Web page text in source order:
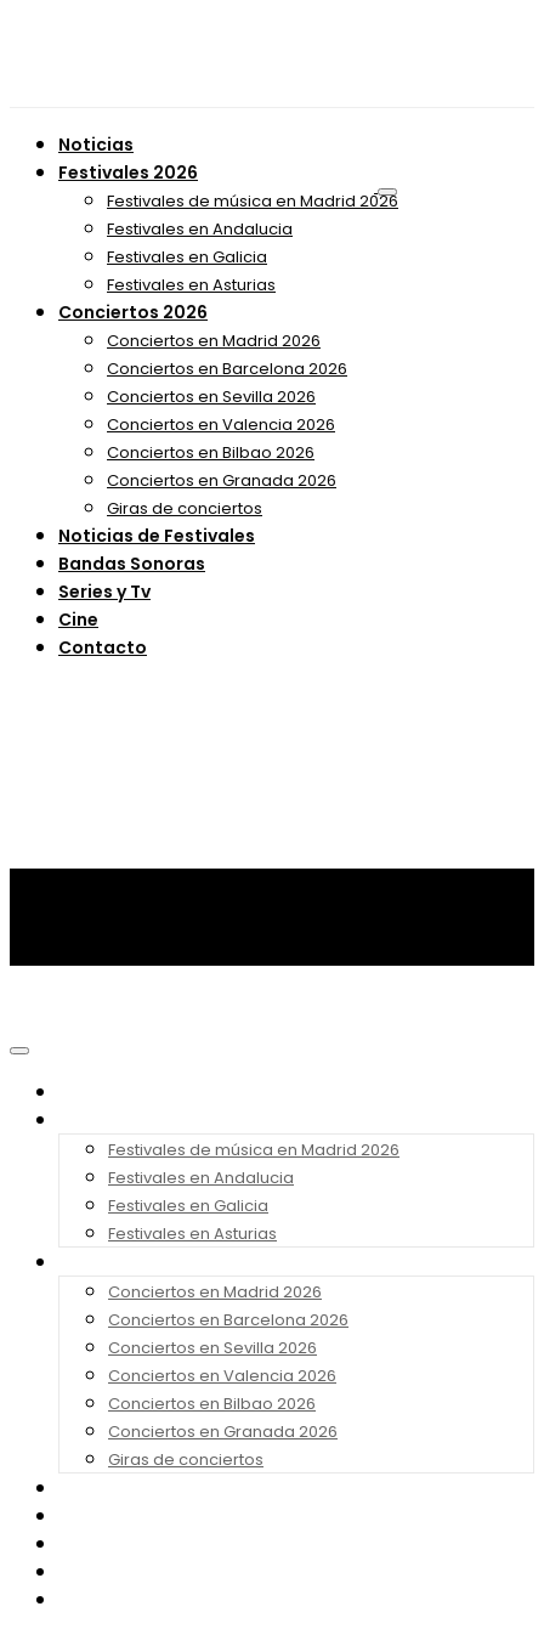
Noticias
Festivales 2026
Festivales de música en Madrid 2026
Festivales en Andalucia
Festivales en Galicia
Festivales en Asturias
Conciertos 2026
Conciertos en Madrid 2026
Conciertos en Barcelona 2026
Conciertos en Sevilla 2026
Conciertos en Valencia 2026
Conciertos en Bilbao 2026
Conciertos en Granada 2026
Giras de conciertos
Noticias de Festivales
Bandas Sonoras
Series y Tv
Cine
Contacto
Festivales de música en Madrid 2026
Festivales en Andalucia
Festivales en Galicia
Festivales en Asturias
Conciertos en Madrid 2026
Conciertos en Barcelona 2026
Conciertos en Sevilla 2026
Conciertos en Valencia 2026
Conciertos en Bilbao 2026
Conciertos en Granada 2026
Giras de conciertos